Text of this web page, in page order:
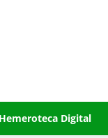
Hemeroteca Digital